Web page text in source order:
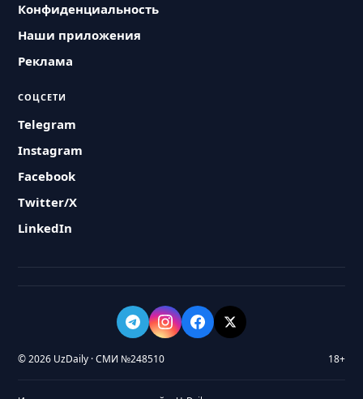
Конфиденциальность
Наши приложения
Реклама
СОЦСЕТИ
Telegram
Instagram
Facebook
Twitter/X
LinkedIn
© 2026 UzDaily · СМИ №248510 18+